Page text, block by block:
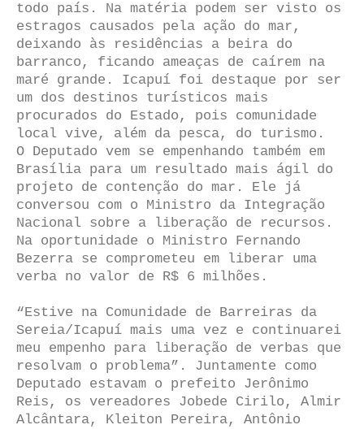
todo país. Na matéria podem ser visto os
estragos causados pela ação do mar,
deixando às residências a beira do
barranco, ficando ameaças de caírem na
maré grande. Icapuí foi destaque por ser
um dos destinos turísticos mais
procurados do Estado, pois comunidade
local vive, além da pesca, do turismo.
O Deputado vem se empenhando também em
Brasília para um resultado mais ágil do
projeto de contenção do mar. Ele já
conversou com o Ministro da Integração
Nacional sobre a liberação de recursos.
Na oportunidade o Ministro Fernando
Bezerra se comprometeu em liberar uma
verba no valor de R$ 6 milhões.
“Estive na Comunidade de Barreiras da
Sereia/Icapuí mais uma vez e continuarei
meu empenho para liberação de verbas que
resolvam o problema”. Juntamente como
Deputado estavam o prefeito Jerônimo
Reis, os vereadores Jobede Cirilo, Almir
Alcântara, Kleiton Pereira, Antônio